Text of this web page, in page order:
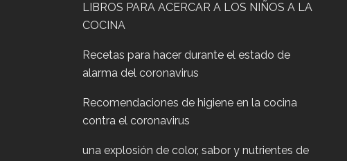
LIBROS PARA ACERCAR A LOS NIÑOS A LA
COCINA
Recetas para hacer durante el estado de
alarma del coronavirus
Recomendaciones de higiene en la cocina
contra el coronavirus
una explosión de color, sabor y nutrientes de